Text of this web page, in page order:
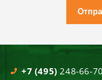
+7 (495) 248-66-70